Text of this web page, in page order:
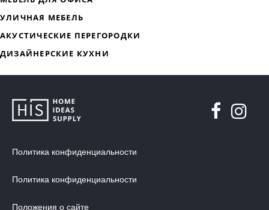
ДИЗАЙНЕРСКАЯ МЕБЕЛЬ
МЯГКАЯ МЕБЕЛЬ
ДЕКОР ДЛЯ ДОМА
СТУЛЬЯ
Политика конфиденциальности
Политика конфиденциальности
Положения о сайте